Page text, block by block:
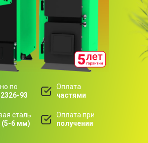
по
93
сталь
(5-6 мм)
Оплата при
получении
Оплата
частями